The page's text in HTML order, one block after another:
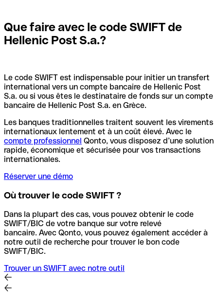
Que faire avec le code SWIFT de
Hellenic Post S.a.?
Le code SWIFT est indispensable pour initier un transfert
international vers un compte bancaire de Hellenic Post
S.a. ou si vous êtes le destinataire de fonds sur un compte
bancaire de Hellenic Post S.a. en Grèce.
Les banques traditionnelles traitent souvent les virements
internationaux lentement et à un coût élevé. Avec le
compte professionnel Qonto, vous disposez d’une solution
rapide, économique et sécurisée pour vos transactions
internationales.
Réserver une démo
Où trouver le code SWIFT ?
Dans la plupart des cas, vous pouvez obtenir le code
SWIFT/BIC de votre banque sur votre relevé
bancaire. Avec Qonto, vous pouvez également accéder à
notre outil de recherche pour trouver le bon code
SWIFT/BIC.
Trouver un SWIFT avec notre outil